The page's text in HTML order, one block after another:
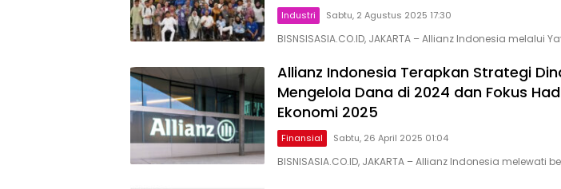
Industri Sabtu, 2 Agustus 2025 17:30
BISNSISASIA.CO.ID, JAKARTA – Allianz Indonesia melalui
Allianz Indonesia Terapkan Strategi
Mengelola Dana di 2024 dan Fokus
Ekonomi 2025
Finansial Sabtu, 26 April 2025 01:04
BISNISASIA.CO.ID, JAKARTA – Allianz Indonesia